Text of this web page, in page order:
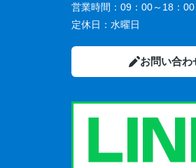
営業時間： 09：00～18：00
定休日： 水曜日
お問い合わ